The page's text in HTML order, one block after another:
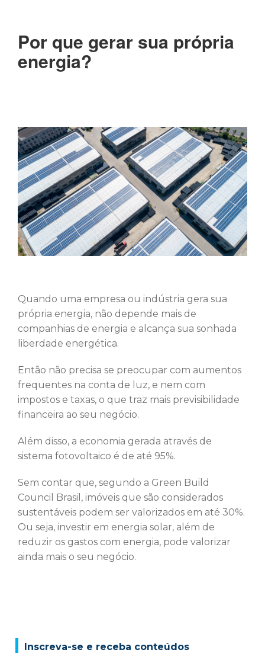
Por que gerar sua própria
energia?
Quando uma empresa ou indústria gera sua
própria energia, não depende mais de
companhias de energia e alcança sua sonhada
liberdade energética.
Então não precisa se preocupar com aumentos
frequentes na conta de luz, e nem com
impostos e taxas, o que traz mais previsibilidade
financeira ao seu negócio.
Além disso, a economia gerada através de
sistema fotovoltaico é de até 95%.
Sem contar que, segundo a Green Build
Council Brasil, imóveis que são considerados
sustentáveis podem ser valorizados em até 30%.
Ou seja, investir em energia solar, além de
reduzir os gastos com energia, pode valorizar
ainda mais o seu negócio.
Inscreva-se e receba conteúdos